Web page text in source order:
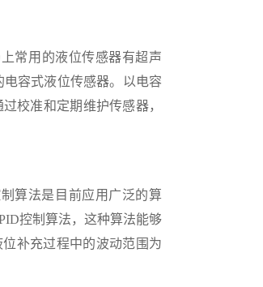
常用的液位传感器有超声
容式液位传感器。以电容
校准和定期维护传感器，
算法是目前应用广泛的算
控制算法，这种算法能够
补充过程中的波动范围为